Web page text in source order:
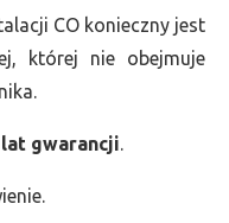
CO konieczny jest
której nie obejmuje
lat gwarancji.